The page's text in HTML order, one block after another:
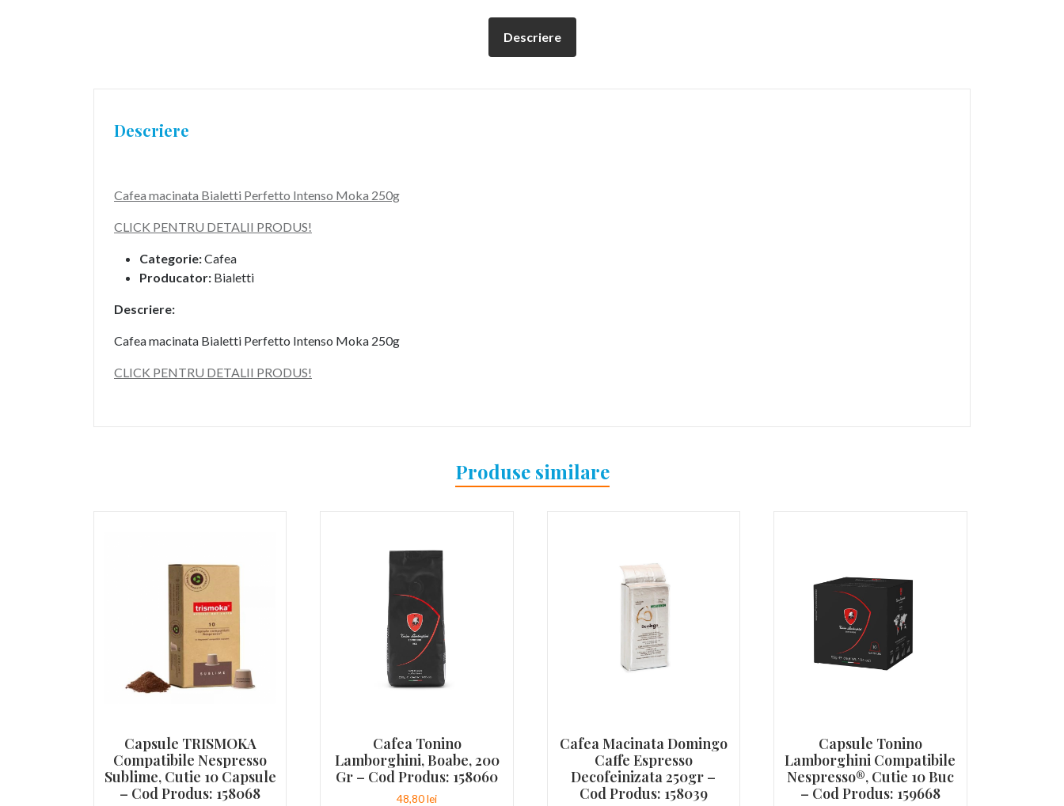
Descriere
Descriere
Cafea macinata Bialetti Perfetto Intenso Moka 250g
CLICK PENTRU DETALII PRODUS!
Categorie:Cafea
Producator: Bialetti
Descriere:
Cafea macinata Bialetti Perfetto Intenso Moka 250g
CLICK PENTRU DETALII PRODUS!
Produse similare
Capsule TRISMOKA
Compatibile Nespresso
Sublime, Cutie 10 Capsule
– Cod Produs: 158068
Cafea Tonino
Lamborghini, Boabe, 200
Gr – Cod Produs: 158060
48,80lei
Cafea Macinata Domingo
Caffe Espresso
Decofeinizata 250gr –
Cod Produs: 158039
Capsule Tonino
Lamborghini Compatibile
Nespresso®, Cutie 10 Buc
– Cod Produs: 159668